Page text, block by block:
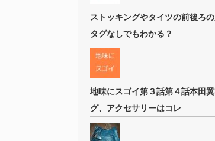
ストッキングやタイツの前後ろの
タグなしでもわかる？
地味にスゴイ第３話第４話本田
グ、アクセサリーはコレ